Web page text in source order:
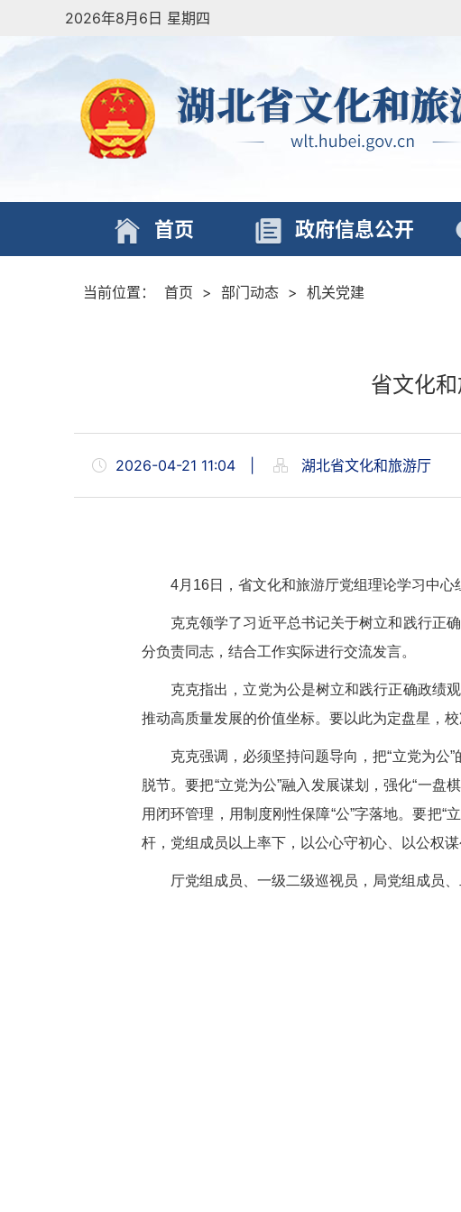
2026年8月6日 星期四
首页 政府信息公开
当前位置： 首页 > 部门动态 > 机关党建
省文化
2026-04-21 11:04 湖北省文化和旅游厅
4月16日，省文化和旅游厅党组理论学习中心
克克领学了习近平总书记关于树立和践行正
分负责同志，结合工作实际进行交流发言。
克克指出，立党为公是树立和践行正确政绩
推动高质量发展的价值坐标。要以此为定盘星，
克克强调，必须坚持问题导向，把“立党为公
脱节。要把“立党为公”融入发展谋划，强化“一盘
用闭环管理，用制度刚性保障“公”字落地。要把“
杆，党组成员以上率下，以公心守初心、以公权
厅党组成员、一级二级巡视员，局党组成员